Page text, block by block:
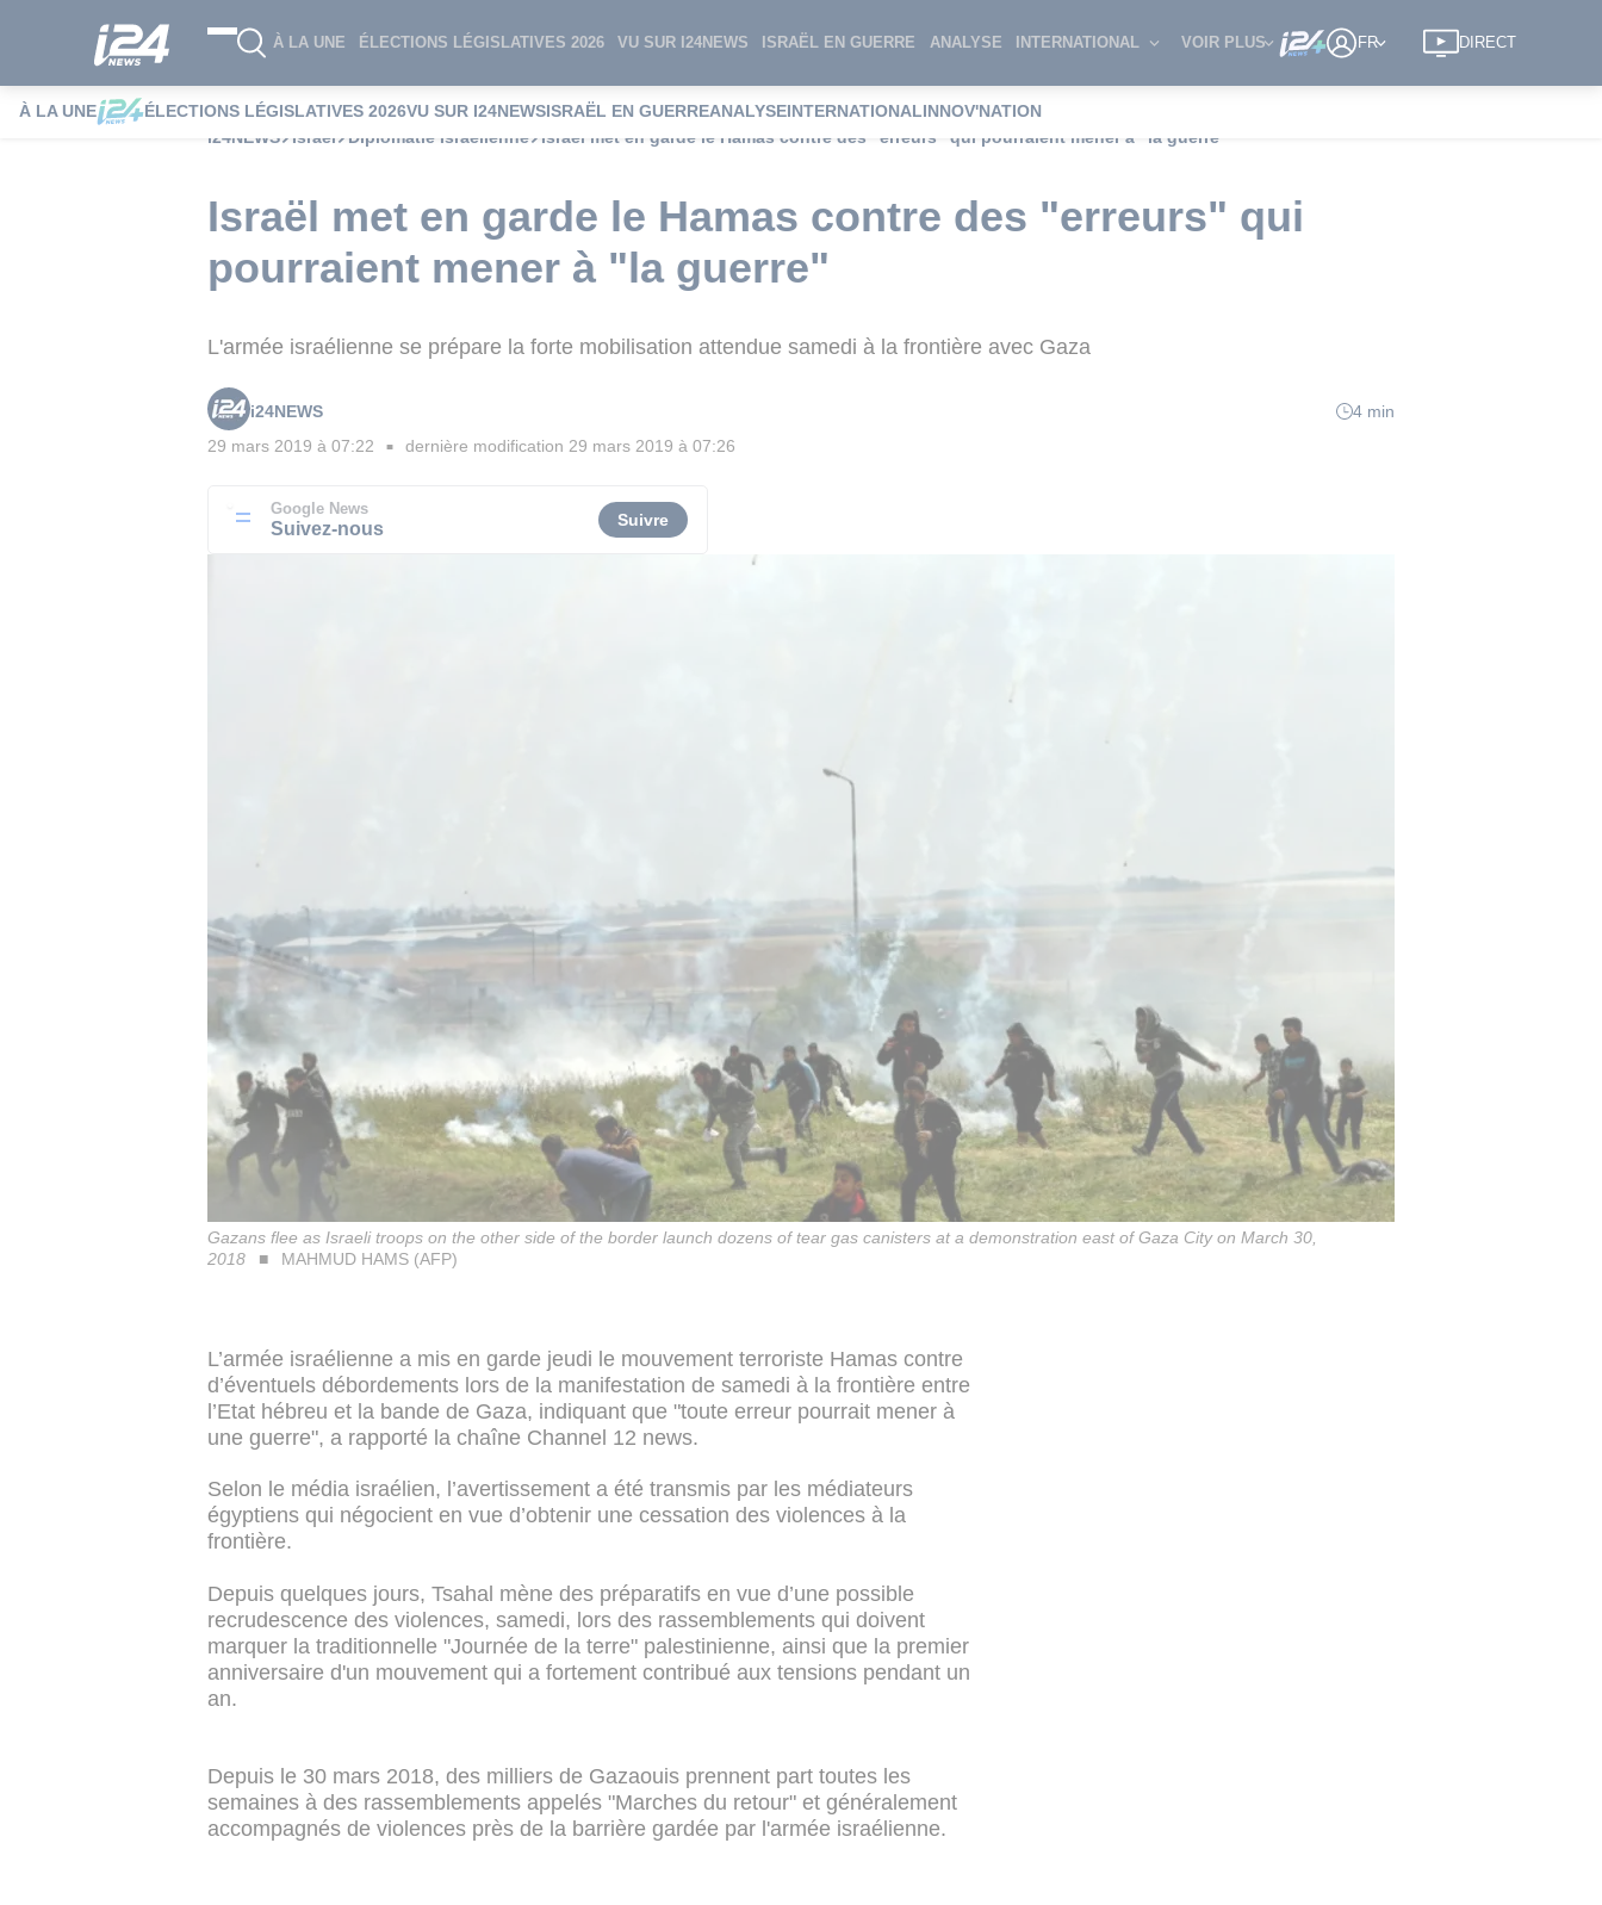
À LA UNE ÉLECTIONS LÉGISLATIVES 2026 VU SUR I24NEWS ISRAËL EN GUERRE ANALYSE INTERNATIONAL VOIR PLUS FR DIRECT
À LA UNE ÉLECTIONS LÉGISLATIVES 2026VU SUR I24NEWSISRAËL EN GUERREANALYSEINTERNATIONALINNOV'NATION
i24NEWS
Israël Diplomatie Israélienne Israël met en garde le Hamas contre des "erreurs" qui pourraient mener à "la guerre"
Israël met en garde le Hamas contre des "erreurs" qui
pourraient mener à "la guerre"
L'armée israélienne se prépare la forte mobilisation attendue samedi à la frontière avec Gaza
i24NEWS
4 min
29 mars 2019 à 07:22 ■ dernière modification 29 mars 2019 à 07:26
Google News
Suivez-nous Suivre
Gazans flee as Israeli troops on the other side of the border launch dozens of tear gas canisters at a demonstration east of Gaza City on March 30,
2018
MAHMUD HAMS (AFP)
L’armée israélienne a mis en garde jeudi le mouvement terroriste Hamas contre
d’éventuels débordements lors de la manifestation de samedi à la frontière entre
l’Etat hébreu et la bande de Gaza, indiquant que "toute erreur pourrait mener à
une guerre", a rapporté la chaîne Channel 12 news.
Selon le média israélien, l’avertissement a été transmis par les médiateurs
égyptiens qui négocient en vue d’obtenir une cessation des violences à la
frontière.
Depuis quelques jours, Tsahal mène des préparatifs en vue d’une possible
recrudescence des violences, samedi, lors des rassemblements qui doivent
marquer la traditionnelle "Journée de la terre" palestinienne, ainsi que la premier
anniversaire d'un mouvement qui a fortement contribué aux tensions pendant un
an.
Depuis le 30 mars 2018, des milliers de Gazaouis prennent part toutes les
semaines à des rassemblements appelés "Marches du retour" et généralement
accompagnés de violences près de la barrière gardée par l'armée israélienne.